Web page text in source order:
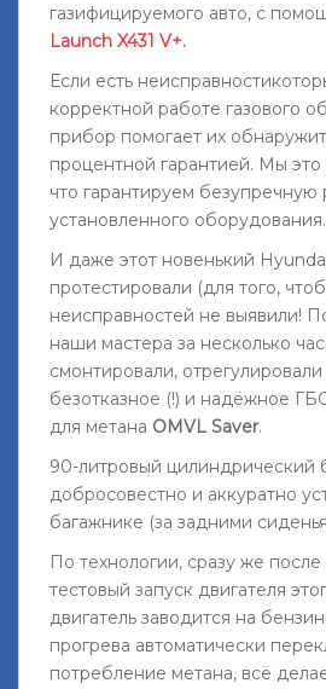
газифицируемого авто, с
Launch X431 V+.
Если есть
корректной работе газового
прибор помогает их
процентной гарантией. Мы
что гарантируем безупречную
установленного оборудования.
И даже этот новенький
протестировали (для того,
неисправностей не выявили!
наши мастера за несколько
смонтировали,
безотказное (!) и надёжное
для метана OMVL Saver.
90-литровый цилиндрический
добросовестно и аккуратно
багажнике (за задними
По технологии, сразу же
тестовый запуск двигателя
двигатель заводится на
прогрева автоматически
потребление метана, всё